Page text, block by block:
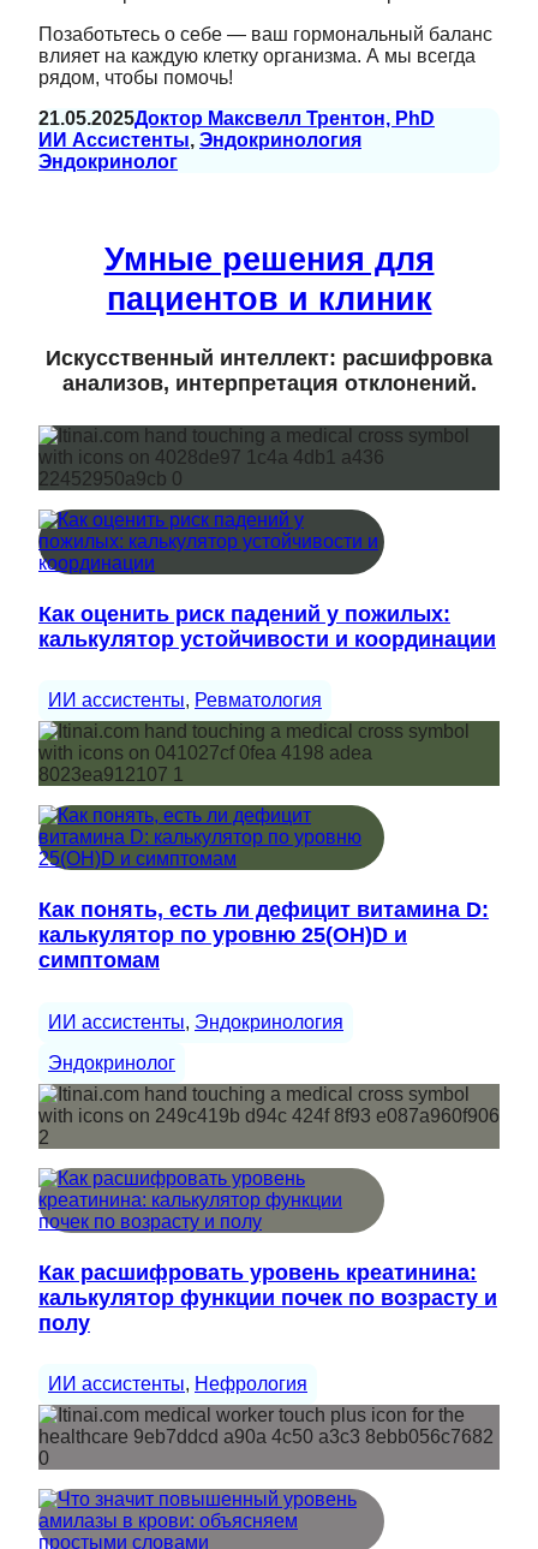
Позаботьтесь о себе — ваш гормональный баланс
влияет на каждую клетку организма. А мы всегда
рядом, чтобы помочь!
21.05.2025Доктор Максвелл Трентон, PhD
ИИ Ассистенты, Эндокринология
Эндокринолог
Умные решения для
пациентов и клиник
Искусственный интеллект: расшифровка
анализов, интерпретация отклонений.
Как оценить риск падений у пожилых:
калькулятор устойчивости и координации
ИИ ассистенты, Ревматология
Как понять, есть ли дефицит витамина D:
калькулятор по уровню 25(OH)D и
симптомам
ИИ ассистенты, Эндокринология
Эндокринолог
Как расшифровать уровень креатинина:
калькулятор функции почек по возрасту и
полу
ИИ ассистенты, Нефрология